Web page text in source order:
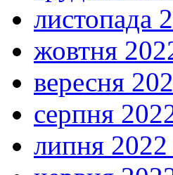
листопада
жовтня
вересня
серпня
липня